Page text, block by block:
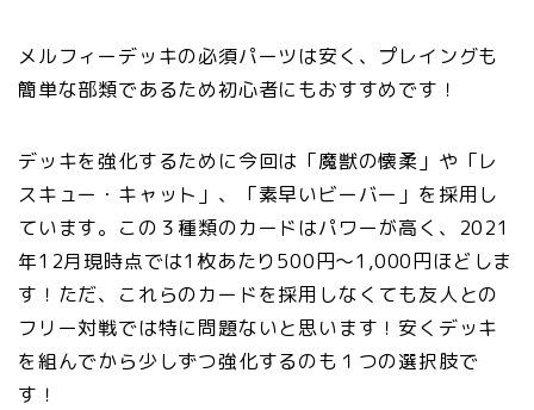
メルフィーデッキの必須パーツは安く、プレイングも
簡単な部類であるため初心者にもおすすめです！
デッキを強化するために今回は「魔獣の懐柔」や「レ
スキュー・キャット」、「素早いビーバー」を採用し
ています。この３種類のカードはパワーが高く、2021
年12月現時点では1枚あたり500円〜1,000円ほどしま
す！ただ、これらのカードを採用しなくても友人との
フリー対戦では特に問題ないと思います！安くデッキ
を組んでから少しずつ強化するのも１つの選択肢で
す！